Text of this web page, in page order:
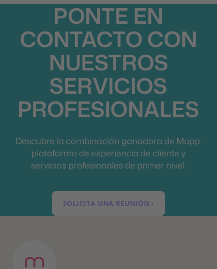
PONTE EN
CONTACTO CON
NUESTROS
SERVICIOS
PROFESIONALES
Descubre la combinación ganadora de Mapp:
plataforma de experiencia de cliente y
servicios profesionales de primer nivel.
SOLICITA UNA REUNIÓN ›